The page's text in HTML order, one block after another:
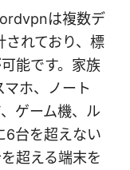
は複数デ
されており、標
能です。家族
ホ、ノート
ゲーム機、ル
6台を超えない
超える端末を